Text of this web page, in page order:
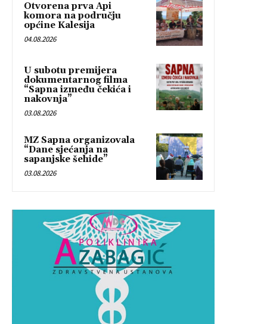
Otvorena prva Api
komora na području
općine Kalesija
04.08.2026
U subotu premijera
dokumentarnog filma
“Sapna između čekića i
nakovnja”
03.08.2026
MZ Sapna organizovala
“Dane sjećanja na
sapanjske šehide”
03.08.2026